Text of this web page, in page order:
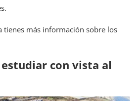
tienes más información sobre los
estudiar con vista al